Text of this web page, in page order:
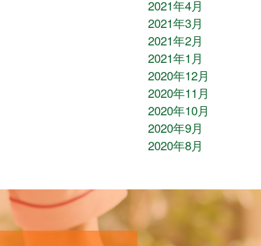
2021年4月
2021年3月
2021年2月
2021年1月
2020年12月
2020年11月
2020年10月
2020年9月
2020年8月